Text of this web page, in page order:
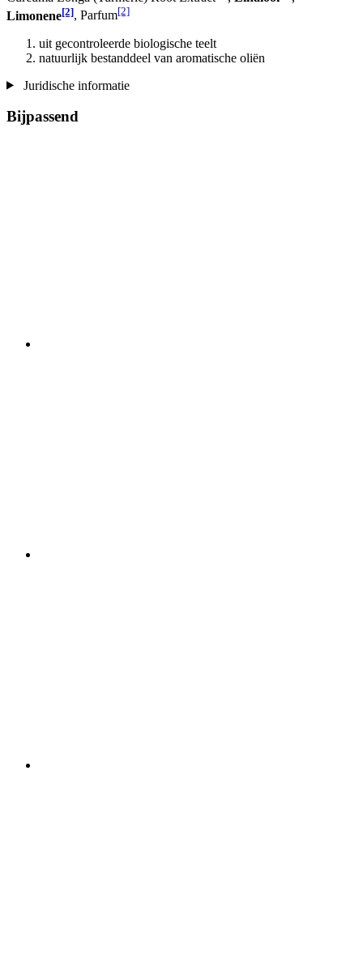
Limonene[2], Parfum[2]
uit gecontroleerde biologische teelt
natuurlijk bestanddeel van aromatische oliën
Juridische informatie
Bijpassend